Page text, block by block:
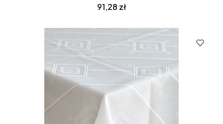
Cena
91,28 zł